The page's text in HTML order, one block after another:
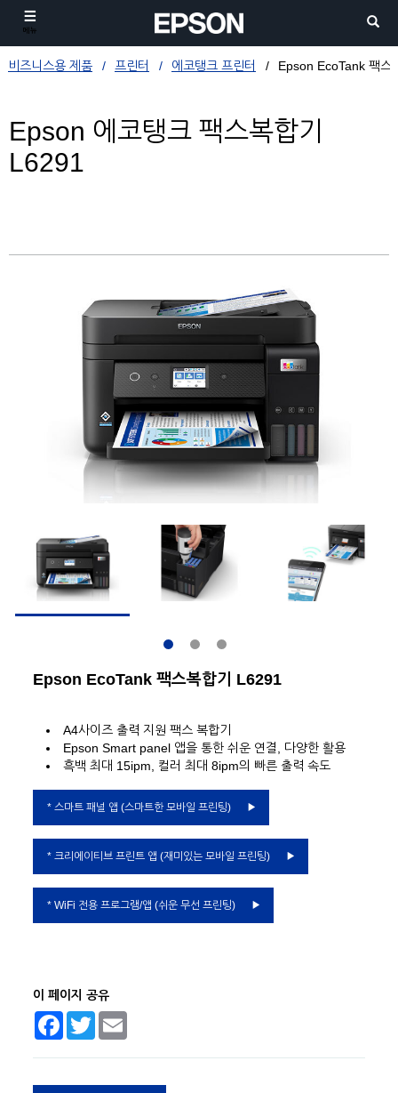
메뉴
비즈니스용 제품 프린터 에코탱크 프린터 Epson EcoTank 팩스
Epson 에코탱크 팩스복합기
L6291
Epson EcoTank 팩스복합기 L6291
A4사이즈 출력 지원 팩스 복합기
Epson Smart panel 앱을 통한 쉬운 연결, 다양한 활용
흑백 최대 15ipm, 컬러 최대 8ipm의 빠른 출력 속도
* 스마트 패널 앱 (스마트한 모바일 프린팅)
* 크리에이티브 프린트 앱 (재미있는 모바일 프린팅)
* WiFi 전용 프로그램/앱 (쉬운 무선 프린팅)
이 페이지 공유
Facebook
Twitter